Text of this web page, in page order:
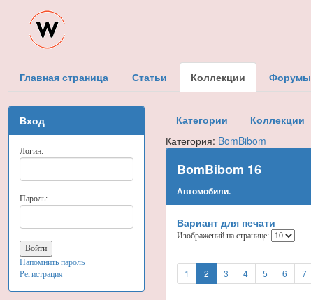
Главная страница Статьи Коллекции Форумы
Вход
Логин:
Пароль:
Напомнить пароль
Регистрация
Категории Коллекции
Категория: BomBibom
BomBibom 16
Автомобили.
Вариант для печати
Изображений на странице:
1 2 3 4 5 6 7